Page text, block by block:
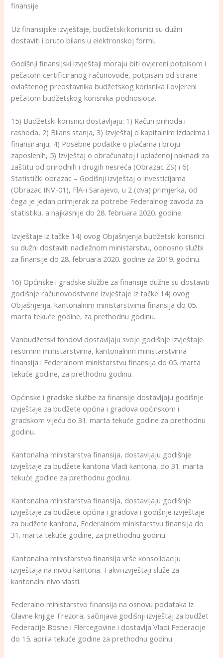
finansije.
Uz finansijske izvještaje, budžetski korisnici su dužni
dostaviti i bruto bilans u elektronskoj formi.
Godišnji finansijski izvještaji moraju biti ovjereni potpisom i
pečatom certificiranog računovođe, potpisani od strane
ovlaštenog predstavnika budžetskog korisnika i ovjereni
pečatom budžetskog korisnika-podnosioca.
15) Budžetski korisnici dostavljaju: 1) Račun prihoda i
rashoda, 2) Bilans stanja, 3) Izvještaj o kapitalnim izdacima i
finansiranju, 4) Posebne podatke o plaćama i broju
zaposlenih, 5) Izvještaj o obračunatoj i uplaćenoj naknadi za
zaštitu od prirodnih i drugih nesreća (Obrazac ZS) i 6)
Statistički obrazac – Godišnji izvještaj o investicijama
(Obrazac INV-01), FlA-i Sarajevo, u 2 (dva) primjerka, od
čega je jedan primjerak za potrebe Federalnog zavoda za
statistiku, a najkasnije do 28. februara 2020. godine.
Izvještaje iz tačke 14) ovog Objašnjenja budžetski korisnici
su dužni dostaviti nadležnom ministarstvu, odnosno službi
za finansije do 28. februara 2020. godine za 2019. godinu.
16) Općinske i gradske službe za finansije dužne su dostaviti
godišnje računovodstvene izvještaje iz tačke 14) ovog
Objašnjenja, kantonalnim ministarstvima finansija do 05.
marta tekuće godine, za prethodnu godinu.
Vanbudžetski fondovi dostavljaju svoje godišnje izvještaje
resornim ministarstvima, kantonalnim ministarstvima
finansija i Federalnom ministarstvu finansija do 05. marta
tekuće godine, za prethodnu godinu.
Općinske i gradske službe za finansije dostavljaju godišnje
izvještaje za budžete općina i gradova općinskom i
gradskom vijeću do 31. marta tekuće godine za prethodnu
godinu.
Kantonalna ministarstva finansija, dostavljaju godišnje
izvještaje za budžete kantona Vladi kantona, do 31. marta
tekuće godine za prethodnu godinu.
Kantonalna ministarstva finansija, dostavljaju godišnje
izvještaje za budžete općina i gradova i godišnje izvještaje
za budžete kantona, Federalnom ministarstvu finansija do
31. marta tekuće godine, za prethodnu godinu.
Kantonalna ministarstva finansija vrše konsolidaciju
izvještaja na nivou kantona. Takvi izvještaji služe za
kantonalni nivo vlasti.
Federalno ministarstvo finansija na osnovu podataka iz
Glavne knjige Trezora, sačinjava godišnji izvještaj za budžet
Federacije Bosne i Flercegovine i dostavlja Vladi Federacije
do 15. aprila tekuće godine za prethodnu godinu.